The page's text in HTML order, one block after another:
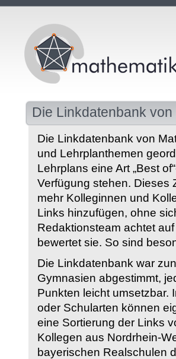
Die Linkdatenbank
Die Linkdatenbank von
und Lehrplanthemen
Lehrplans eine Art „Best
Verfügung stehen. Dieses
mehr Kolleginnen und
Links hinzufügen, ohne
Redaktionsteam achtet
bewertet sie. So sind
Die Linkdatenbank war
Gymnasien abgestimmt,
Punkten leicht umsetzbar.
oder Schularten können
eine Sortierung der Links
Kollegen aus Nordrhein-
bayerischen Realschulen